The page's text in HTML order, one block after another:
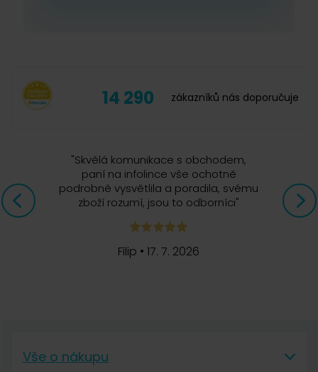
14 290 zákazníků nás doporučuje
"Skvělá komunikace s obchodem,
paní na infolince vše ochotně
podrobně vysvětlila a poradila, svému
zboží rozumí, jsou to odborníci"
Filip •17. 7. 2026
Vše o nákupu